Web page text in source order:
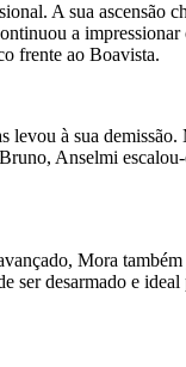
A sua ascensão
a
frente ao Boavista.
levou à sua
Anselmi
Mora
desarmado e ideal